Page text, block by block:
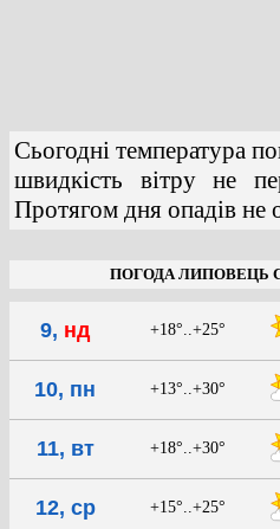
Сьогодні температура
швидкість вітру не
Протягом дня опадів не
ПОГОДА ЛИПОВЕЦЬ
9, нд +18°..+25°
10, пн +13°..+30°
11, вт +18°..+30°
12, ср +15°..+25°